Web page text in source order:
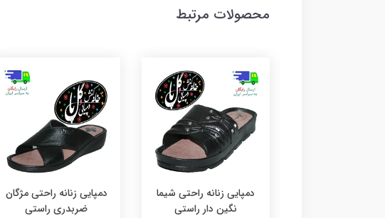
محصولات مرتبط
دمپایی زنانه راحتی شیما
نگین دار راستی
دمپایی زنانه راحتی مژگان
ضربدری راستی